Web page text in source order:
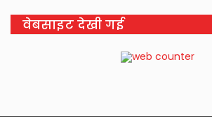
वेबसाइट देखी गई